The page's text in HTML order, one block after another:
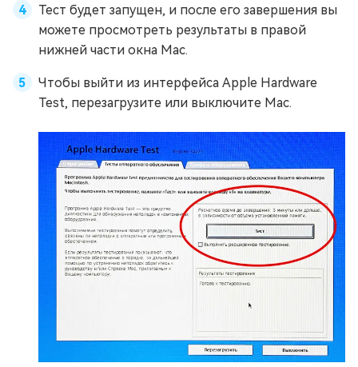
Тест будет запущен, и после его завершения вы
можете просмотреть результаты в правой
нижней части окна Mac.
Чтобы выйти из интерфейса Apple Hardware
Test, перезагрузите или выключите Mac.